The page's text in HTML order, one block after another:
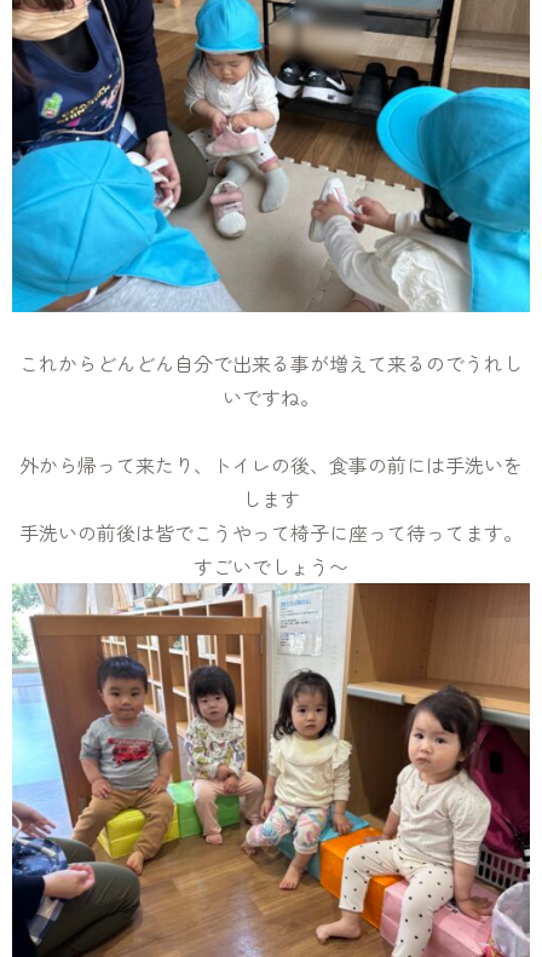
これからどんどん自分で出来る事が増えて来るのでうれし
いですね。
外から帰って来たり、トイレの後、食事の前には手洗いを
します
手洗いの前後は皆でこうやって椅子に座って待ってます。
すごいでしょう〜